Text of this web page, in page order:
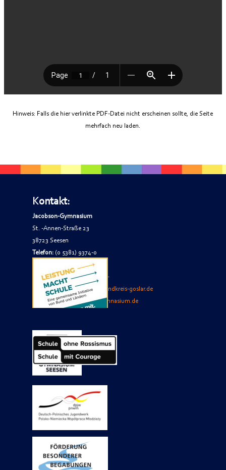
Hinweis: Falls die hier verlinkte PDF-Datei nicht erscheinen sollte, die Seite
mehrfach neu laden.
Kontakt:
Jacobson-Gymnasium
St. -Annen-Straße 23
38723 Seesen
Telefon: (0 5381) 9374-0
(0 5381) 9374-74
E-Mail Sekretariat: jacobson-
gymnasium.sekretariat(at)landkreis-goslar.de
Internet: www.jacobson-gymnasium.de